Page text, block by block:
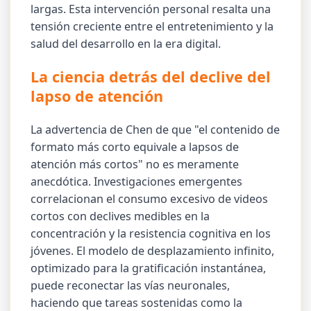
largas. Esta intervención personal resalta una
tensión creciente entre el entretenimiento y la
salud del desarrollo en la era digital.
La ciencia detrás del declive del
lapso de atención
La advertencia de Chen de que "el contenido de
formato más corto equivale a lapsos de
atención más cortos" no es meramente
anecdótica. Investigaciones emergentes
correlacionan el consumo excesivo de videos
cortos con declives medibles en la
concentración y la resistencia cognitiva en los
jóvenes. El modelo de desplazamiento infinito,
optimizado para la gratificación instantánea,
puede reconectar las vías neuronales,
haciendo que tareas sostenidas como la